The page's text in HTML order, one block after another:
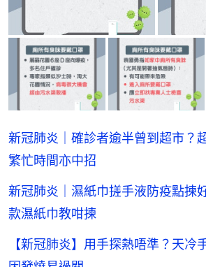
新冠肺炎｜確診者逾半曾到超市？
繁忙時間亦中招
新冠肺炎｜濕紙巾搓手液防疫點揀
款濕紙巾教咁揀
【新冠肺炎】用手探熱唔準？天冷